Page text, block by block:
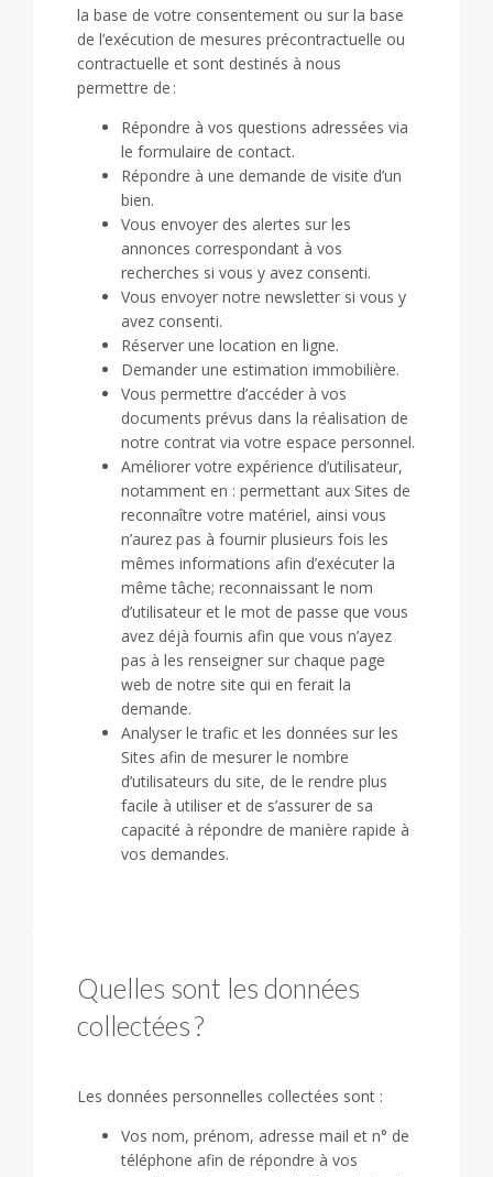
la base de votre consentement ou sur la base
de l’exécution de mesures précontractuelle ou
contractuelle et sont destinés à nous
permettre de :
Répondre à vos questions adressées via
le formulaire de contact.
Répondre à une demande de visite d’un
bien.
Vous envoyer des alertes sur les
annonces correspondant à vos
recherches si vous y avez consenti.
Vous envoyer notre newsletter si vous y
avez consenti.
Réserver une location en ligne.
Demander une estimation immobilière.
Vous permettre d’accéder à vos
documents prévus dans la réalisation de
notre contrat via votre espace personnel.
Améliorer votre expérience d’utilisateur,
notamment en : permettant aux Sites de
reconnaître votre matériel, ainsi vous
n’aurez pas à fournir plusieurs fois les
mêmes informations afin d’exécuter la
même tâche; reconnaissant le nom
d’utilisateur et le mot de passe que vous
avez déjà fournis afin que vous n’ayez
pas à les renseigner sur chaque page
web de notre site qui en ferait la
demande.
Analyser le trafic et les données sur les
Sites afin de mesurer le nombre
d’utilisateurs du site, de le rendre plus
facile à utiliser et de s’assurer de sa
capacité à répondre de manière rapide à
vos demandes.
Quelles sont les données
collectées ?
Les données personnelles collectées sont :
Vos nom, prénom, adresse mail et n° de
téléphone afin de répondre à vos